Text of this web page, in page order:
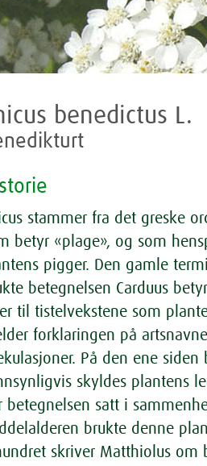
benedictus L.
stammer fra det greske
betyr «plage», og som
pigger. Den gamle
betegnelsen Carduus
til tistelvekstene som
forklaringen på
På den ene
skyldes plantens
betegnelsen satt i
brukte denne
skriver Matthiolus